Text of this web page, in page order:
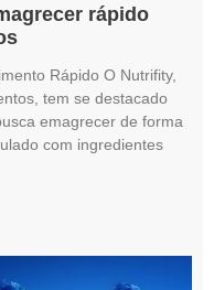
rápido
Rápido O Nutrifity,
tem se destacado
emagrecer de forma
com ingredientes